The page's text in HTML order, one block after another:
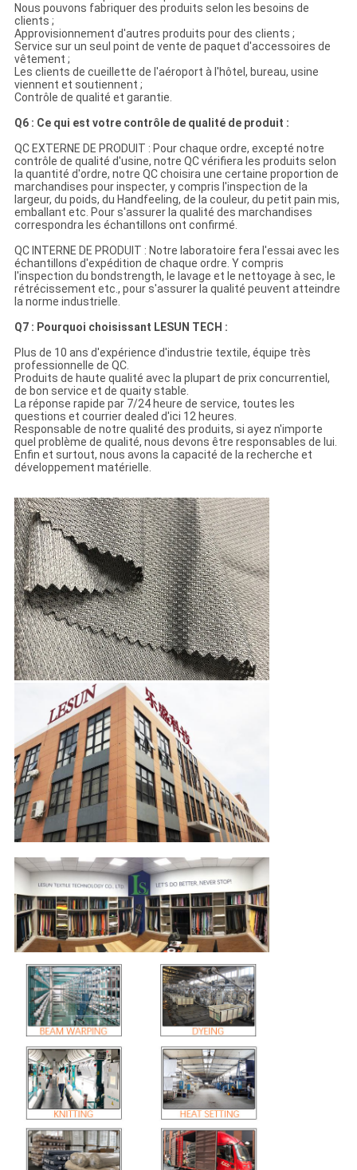
Nous pouvons fabriquer des produits selon les besoins de
clients ;
Approvisionnement d'autres produits pour des clients ;
Service sur un seul point de vente de paquet d'accessoires de
vêtement ;
Les clients de cueillette de l'aéroport à l'hôtel, bureau, usine
viennent et soutiennent ;
Contrôle de qualité et garantie.
Q6 : Ce qui est votre contrôle de qualité de produit :
QC EXTERNE DE PRODUIT : Pour chaque ordre, excepté notre
contrôle de qualité d'usine, notre QC vérifiera les produits selon
la quantité d'ordre, notre QC choisira une certaine proportion de
marchandises pour inspecter, y compris l'inspection de la
largeur, du poids, du Handfeeling, de la couleur, du petit pain mis,
emballant etc. Pour s'assurer la qualité des marchandises
correspondra les échantillons ont confirmé.
QC INTERNE DE PRODUIT : Notre laboratoire fera l'essai avec les
échantillons d'expédition de chaque ordre. Y compris
l'inspection du bondstrength, le lavage et le nettoyage à sec, le
rétrécissement etc., pour s'assurer la qualité peuvent atteindre
la norme industrielle.
Q7 : Pourquoi choisissant LESUN TECH :
Plus de 10 ans d'expérience d'industrie textile, équipe très
professionnelle de QC.
Produits de haute qualité avec la plupart de prix concurrentiel,
de bon service et de quaity stable.
La réponse rapide par 7/24 heure de service, toutes les
questions et courrier dealed d'ici 12 heures.
Responsable de notre qualité des produits, si ayez n'importe
quel problème de qualité, nous devons être responsables de lui.
Enfin et surtout, nous avons la capacité de la recherche et
développement matérielle.